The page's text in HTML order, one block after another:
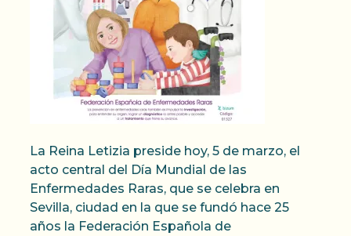
La Reina Letizia preside hoy, 5 de marzo, el
acto central del Día Mundial de las
Enfermedades Raras, que se celebra en
Sevilla, ciudad en la que se fundó hace 25
años la Federación Española de